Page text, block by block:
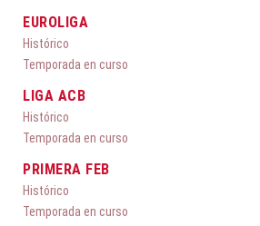
EUROLIGA
Histórico
Temporada en curso
LIGA ACB
Histórico
Temporada en curso
PRIMERA FEB
Histórico
Temporada en curso